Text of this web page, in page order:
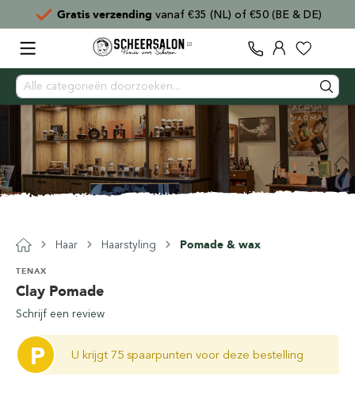
Gratis verzending vanaf €35 (NL) of €50 (BE & DE)
Haar Haarstyling Pomade & wax
Clay Pomade
TENAX
Schrijf een review
P U krijgt 75 spaarpunten voor deze bestelling